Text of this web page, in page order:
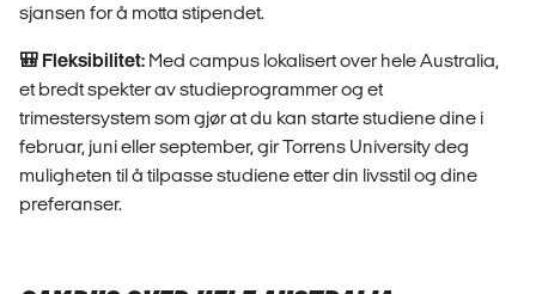
sjansen for å motta stipendet.
🎒 Fleksibilitet: Med campus lokalisert over hele Australia,
et bredt spekter av studieprogrammer og et
trimestersystem som gjør at du kan starte studiene dine i
februar, juni eller september, gir Torrens University deg
muligheten til å tilpasse studiene etter din livsstil og dine
preferanser.